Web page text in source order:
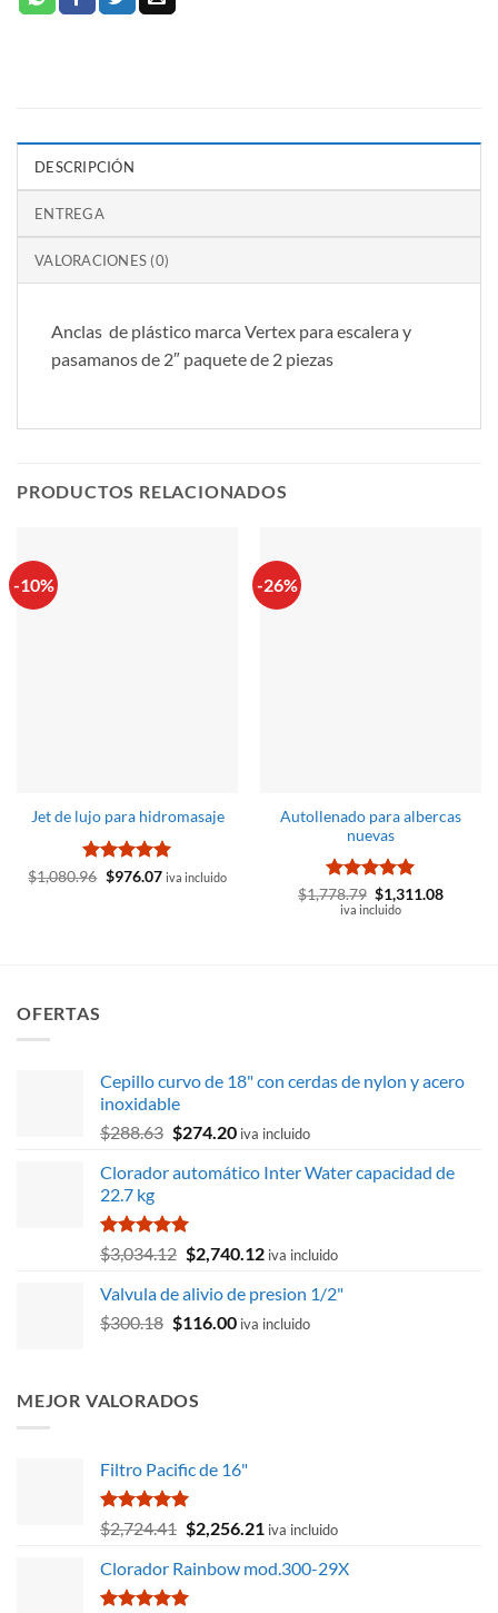
DESCRIPCIÓN
ENTREGA
VALORACIONES (0)
Anclas de plástico marca Vertex para escalera y
pasamanos de 2″ paquete de 2 piezas
PRODUCTOS RELACIONADOS
-10%
Jet de lujo para hidromasaje
Valorado
$1,080.96 El
$976.07Eliva incluido
-26%
Autollenado para albercas
nuevas
Valorado
con5de 5
$1,778.79 El
precio
$1,311.08El
iva incluido
OFERTAS
Cepillo curvo de 18" con cerdas de nylon y acero
inoxidable
$288.63 El
original
$288.63.
$274.20El
actual
iva incluido
Clorador automático Inter Water capacidad de
22.7 kg
Valorado
con
de 5
$3,034.12 El
original
era:
$2,740.12El
actual
es:
iva incluido
Valvula de alivio de presion 1/2"
$300.18 El
era:
$116.00Eliva incluido
MEJOR VALORADOS
Filtro Pacific de 16"
Valorado
con
de 5
$2,724.41 El
original
era:
$2,256.21 El
actual
iva incluido
Clorador Rainbow mod.300-29X